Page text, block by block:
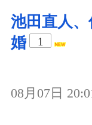
池田直人
婚
1
08月07日